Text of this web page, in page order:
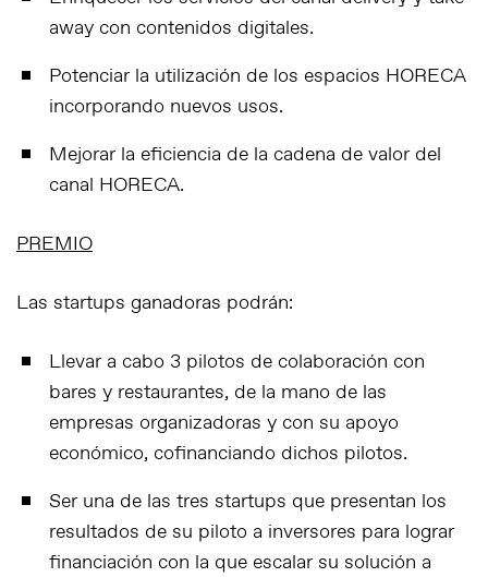
away con contenidos digitales.
Potenciar la utilización de los espacios HORECA
incorporando nuevos usos.
Mejorar la eficiencia de la cadena de valor del
canal HORECA.
PREMIO
Las startups ganadoras podrán:
Llevar a cabo 3 pilotos de colaboración con
bares y restaurantes, de la mano de las
empresas organizadoras y con su apoyo
económico, cofinanciando dichos pilotos.
Ser una de las tres startups que presentan los
resultados de su piloto a inversores para lograr
financiación con la que escalar su solución a